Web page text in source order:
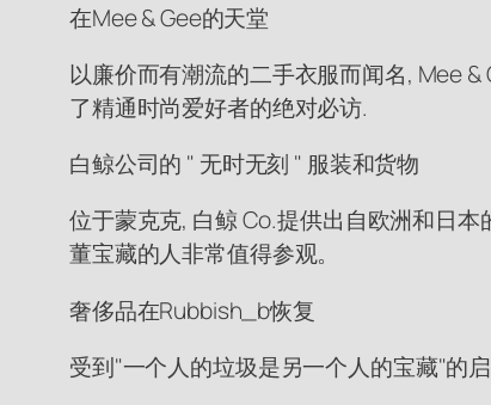
在Mee & Gee的天堂
以廉价而有潮流的二手衣服而闻名, Mee
了精通时尚爱好者的绝对必访.
白鲸公司的 " 无时无刻 " 服装和货物
位于蒙克克, 白鲸 Co.提供出自欧洲和日
董宝藏的人非常值得参观。
奢侈品在Rubbish_b恢复
受到"一个人的垃圾是另一个人的宝藏"的